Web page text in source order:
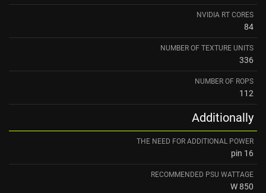
NVIDIA RT CORES
84
NUMBER OF TEXTURE UNITS
336
NUMBER OF ROPS
112
Additionally
THE NEED FOR ADDITIONAL POWER
16 pin
RECOMMENDED PSU WATTAGE
850 W